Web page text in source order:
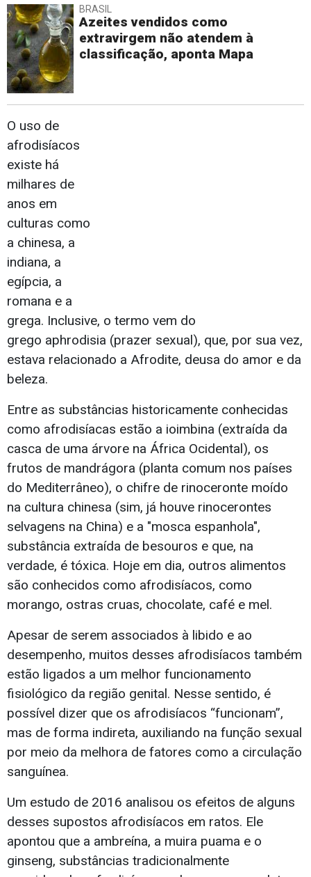
BRASIL
Azeites vendidos como
extravirgem não atendem à
classificação, aponta Mapa
O uso de
afrodisíacos
existe há
milhares de
anos em
culturas como
a chinesa, a
indiana, a
egípcia, a
romana e a
grega. Inclusive, o termo vem do
grego aphrodisia (prazer sexual), que, por sua vez,
estava relacionado a Afrodite, deusa do amor e da
beleza.
Entre as substâncias historicamente conhecidas
como afrodisíacas estão a ioimbina (extraída da
casca de uma árvore na África Ocidental), os
frutos de mandrágora (planta comum nos países
do Mediterrâneo), o chifre de rinoceronte moído
na cultura chinesa (sim, já houve rinocerontes
selvagens na China) e a "mosca espanhola",
substância extraída de besouros e que, na
verdade, é tóxica. Hoje em dia, outros alimentos
são conhecidos como afrodisíacos, como
morango, ostras cruas, chocolate, café e mel.
Apesar de serem associados à libido e ao
desempenho, muitos desses afrodisíacos também
estão ligados a um melhor funcionamento
fisiológico da região genital. Nesse sentido, é
possível dizer que os afrodisíacos “funcionam”,
mas de forma indireta, auxiliando na função sexual
por meio da melhora de fatores como a circulação
sanguínea.
Um estudo de 2016 analisou os efeitos de alguns
desses supostos afrodisíacos em ratos. Ele
apontou que a ambreína, a muira puama e o
ginseng, substâncias tradicionalmente